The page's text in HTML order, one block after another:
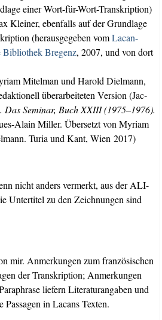
einer Wort-für-Wort-Transkription)
Klei­ner, eben­falls auf der Grund­la­ge
(her­aus­ge­ge­ben vomLacan-
Bi­blio­thek Bre­genz, 2007, und von dort
Mit­el­man und Harold Diel­mann,
über­ar­bei­te­ten Ver­si­on (Jac­
Das Semi­nar, Buch XXIII (1975–1976).
Alain Mil­ler. Über­setzt von Myri­am
Turia und Kant, Wien 2017)
nicht anders ver­merkt, aus der ALI-
Unter­ti­tel zu den Zeich­nun­gen sind
mir. Anmer­kun­gen zum fran­zö­si­schen
der Tran­skrip­ti­on; Anmer­kun­gen
lie­fern Lite­ra­tur­an­ga­ben und
in Lacans Texten.